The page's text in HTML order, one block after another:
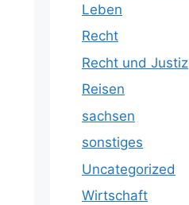
Leben
Recht
Recht und Justiz
Reisen
sachsen
sonstiges
Uncategorized
Wirtschaft